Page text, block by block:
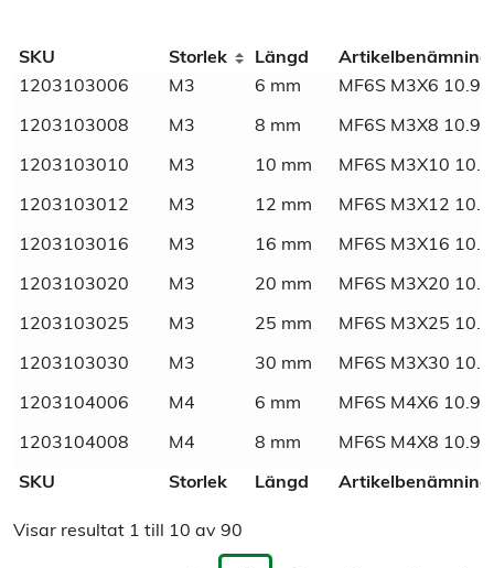
Weight N/A
Dimensions N/A
SKU Storlek Längd
Artikelbenämning
1203103006
M3 6 mm MF6S M3X6 10.9
1203103008 M3 8 mm MF6S M3X8 10.9
1203103010 M3 10 mm MF6S M3X10
1203103012 M3 12 mm MF6S M3X12
1203103016 M3 16 mm MF6S M3X16
1203103020 M3 20 mm MF6S M3X20
1203103025 M3 25 mm MF6S M3X25
1203103030 M3 30 mm MF6S M3X30
1203104006 M4 6 mm MF6S M4X6 10.9
1203104008 M4 8 mm MF6S M4X8 10.9
SKU Storlek Längd Artikelbenämning
Visar resultat 1 till 10 av 90